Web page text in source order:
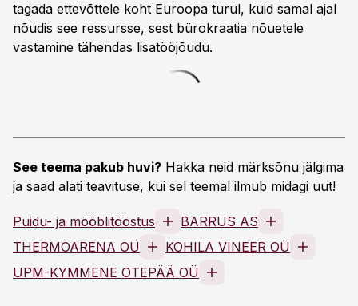
tagada ettevõttele koht Euroopa turul, kuid samal ajal
nõudis see ressursse, sest bürokraatia nõuetele
vastamine tähendas lisatööjõudu.
See teema pakub huvi? Hakka neid märksõnu jälgima
ja saad alati teavituse, kui sel teemal ilmub midagi uut!
Puidu- ja mööblitööstus
BARRUS AS
THERMOARENA OÜ
KOHILA VINEER OÜ
UPM-KYMMENE OTEPÄÄ OÜ